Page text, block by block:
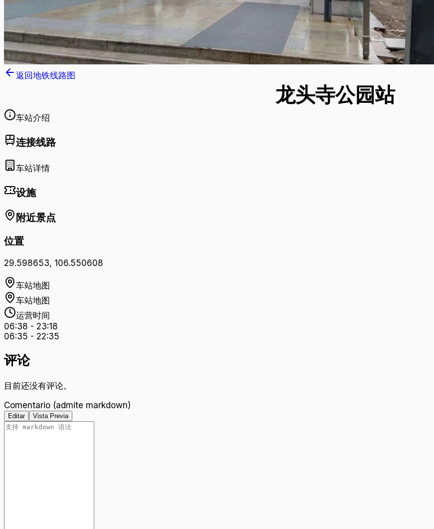
返回地铁线路图
龙头寺公园站
车站介绍
连接线路
车站详情
设施
附近景点
位置
29.598653, 106.550608
车站地图
车站地图
运营时间
06:38 - 23:18
06:35 - 22:35
评论
目前还没有评论。
Comentario (admite markdown)
Editar Vista Previa